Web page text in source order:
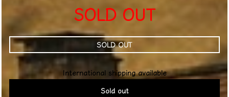
SOLD OUT
SOLD OUT
International shipping available
Sold out